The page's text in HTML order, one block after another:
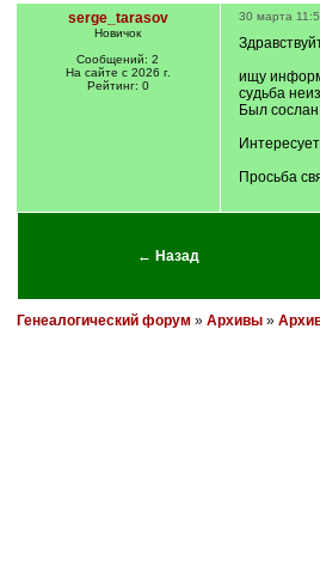
serge_tarasov
Новичок
Сообщений: 2
На сайте с 2026 г.
Рейтинг: 0
30 марта
ищу
судьба
Был сослан
Просьба
← Назад
Генеалогический форум » Архивы»